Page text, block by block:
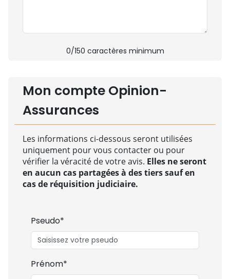
0/150 caractères minimum
Mon compte Opinion-
Assurances
Les informations ci-dessous seront utilisées
uniquement pour vous contacter ou pour
vérifier la véracité de votre avis. Elles ne seront
en aucun cas partagées à des tiers sauf en
cas de réquisition judiciaire.
Pseudo*
Prénom*